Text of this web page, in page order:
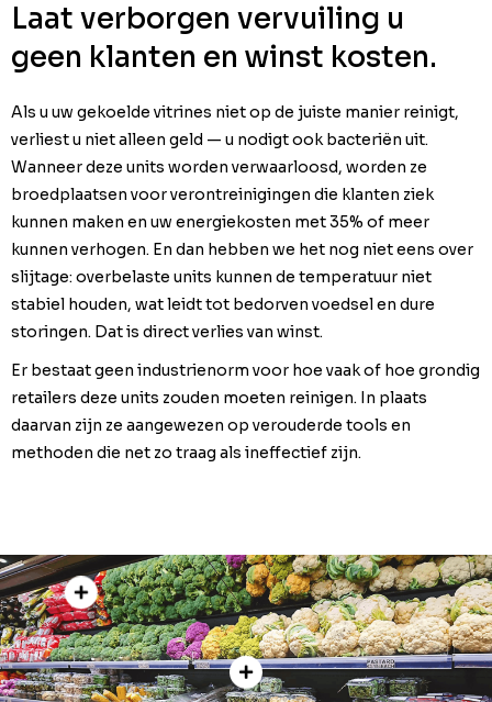
Laat verborgen vervuiling u
geen klanten en winst kosten.
Als u uw gekoelde vitrines niet op de juiste manier reinigt,
verliest u niet alleen geld — u nodigt ook bacteriën uit.
Wanneer deze units worden verwaarloosd, worden ze
broedplaatsen voor verontreinigingen die klanten ziek
kunnen maken en uw energiekosten met 35% of meer
kunnen verhogen. En dan hebben we het nog niet eens over
slijtage: overbelaste units kunnen de temperatuur niet
stabiel houden, wat leidt tot bedorven voedsel en dure
storingen. Dat is direct verlies van winst.
Er bestaat geen industrienorm voor hoe vaak of hoe grondig
retailers deze units zouden moeten reinigen. In plaats
daarvan zijn ze aangewezen op verouderde tools en
methoden die net zo traag als ineffectief zijn.